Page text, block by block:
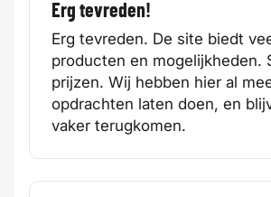
Erg tevreden!
Erg tevreden. De site biedt
producten en mogelijkheden.
prijzen. Wij hebben hier al
opdrachten laten doen, en
vaker terugkomen.